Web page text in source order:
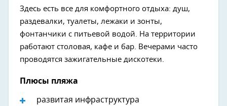
Здесь есть все для комфортного отдыха: душ,
раздевалки, туалеты, лежаки и зонты,
фонтанчики с питьевой водой. На территории
работают столовая, кафе и бар. Вечерами часто
проводятся зажигательные дискотеки.
Плюсы пляжа
развитая инфраструктура